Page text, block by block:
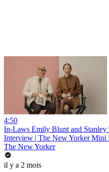
4:50
In-Laws Emily Blunt and
Interview | The New Yorker Mini
The New Yorker
il y a 2 mois